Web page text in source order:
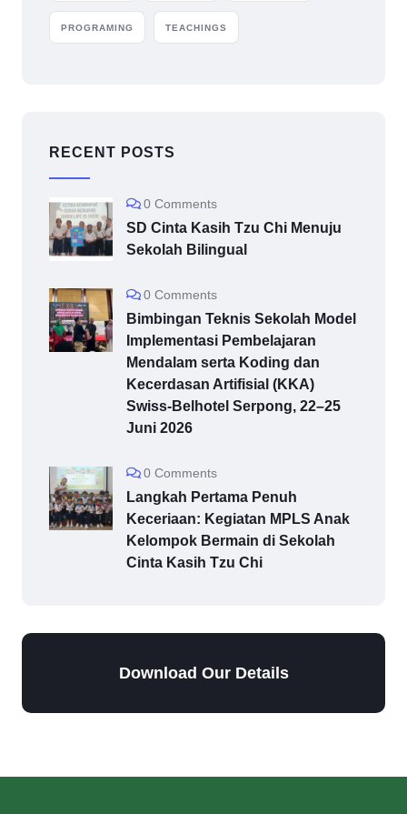
PROGRAMING TEACHINGS
RECENT POSTS
0 Comments
SD Cinta Kasih Tzu Chi Menuju
Sekolah Bilingual
0 Comments
Bimbingan Teknis Sekolah Model
Implementasi Pembelajaran
Mendalam serta Koding dan
Kecerdasan Artifisial (KKA)
Swiss-Belhotel Serpong, 22–25
Juni 2026
0 Comments
Langkah Pertama Penuh
Keceriaan: Kegiatan MPLS Anak
Kelompok Bermain di Sekolah
Cinta Kasih Tzu Chi
Download Our Details